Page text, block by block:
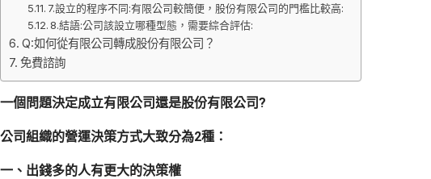
7.設立的程序不同:有限公司較簡便，股份有限公司的門檻比較高:
8.結語:公司該設立哪種型態，需要綜合評估:
Q:如何從有限公司轉成股份有限公司？
免費諮詢
一個問題決定成立有限公司還是股份有限公司?
公司組織的營運決策方式大致分為2種：
一、出錢多的人有更大的決策權